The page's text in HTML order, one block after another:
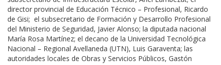
director provincial de Educación Técnico – Profesional, Ricardo
de Gisi; el subsecretario de Formación y Desarrollo Profesional
del Ministerio de Seguridad, Javier Alonso; la diputada nacional
María Rosa Martínez; el decano de la Universidad Tecnológica
Nacional – Regional Avellaneda (UTN), Luis Garaventa; las
autoridades locales de Obras y Servicios Públicos, Gastón